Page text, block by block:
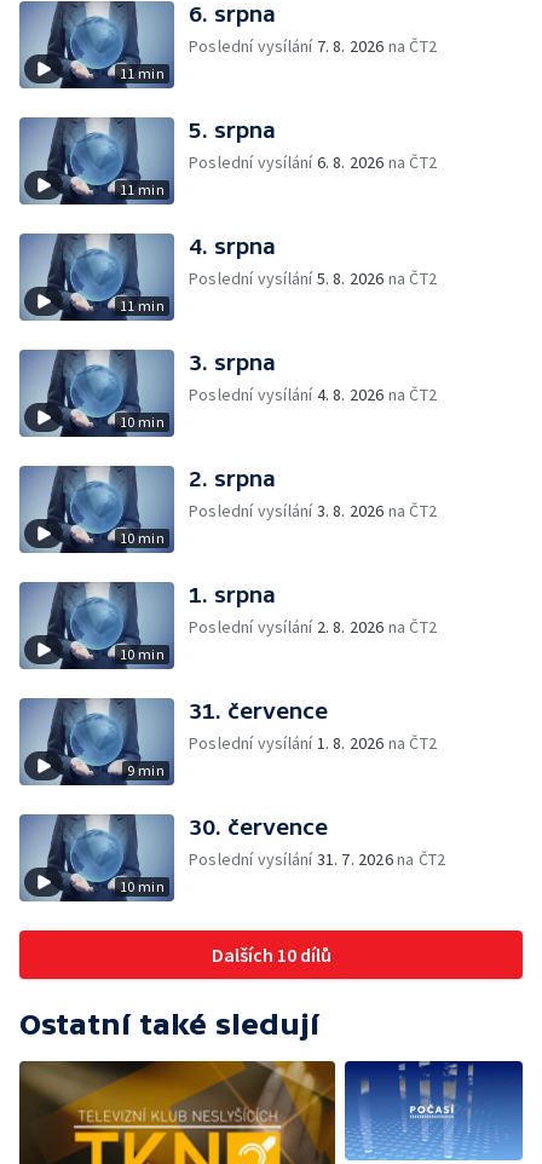
11 min
6. srpna
Poslední vysílání 7. 8. 2026 na ČT2
11 min
5. srpna
Poslední vysílání6. 8. 2026 na ČT2
11 min
4. srpna
Poslední vysílání5. 8. 2026 na ČT2
10 min
3. srpna
Poslední vysílání4. 8. 2026 na ČT2
10 min
2. srpna
Poslední vysílání3. 8. 2026 na ČT2
10 min
1. srpna
Poslední vysílání 2. 8. 2026 na ČT2
9 min
31. července
Poslední vysílání1. 8. 2026 na ČT2
10 min
30. července
Poslední vysílání31. 7. 2026na ČT2
Dalších 10 dílů
Ostatní také sledují